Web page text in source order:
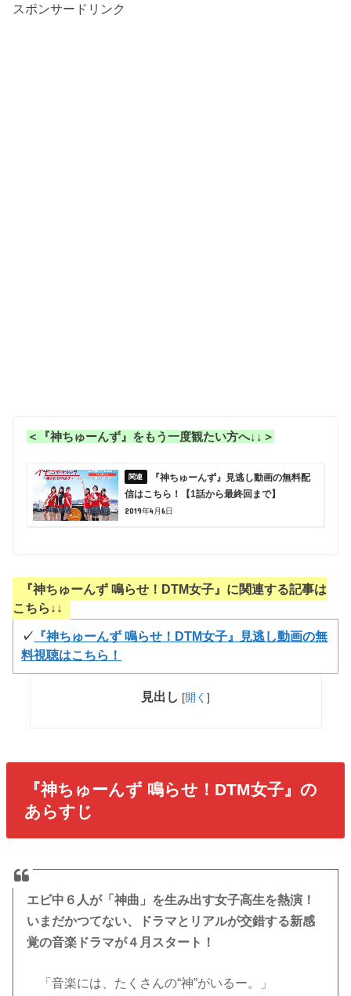
スポンサードリンク
＜『神ちゅーんず』をもう一度観たい方へ↓↓＞
『神ちゅーんず』見逃し動画の無料配
信はこちら！【1話から最終回まで】
2019年4月6日
『神ちゅーんず 鳴らせ！DTM女子』に関連する記事は
こちら↓↓
✓ 『神ちゅーんず 鳴らせ！DTM女子』見逃し動画の無
料視聴はこちら！
見出し [開く ]
『神ちゅーんず 鳴らせ！DTM女子』の
あらすじ
エビ中６人が「神曲」を生み出す女子高生を熱演！
いまだかつてない、ドラマとリアルが交錯する新感
覚の音楽ドラマが４月スタート！
「音楽には、たくさんの“神”がいるー。」